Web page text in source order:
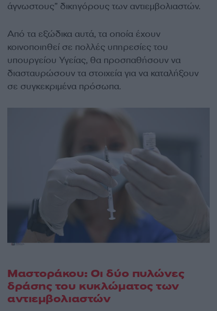
άγνωστους” δικηγόρους των αντιεμβολιαστών.
Από τα εξώδικα αυτά, τα οποία έχουν
κοινοποιηθεί σε πολλές υπηρεσίες του
υπουργείου Υγείας, θα προσπαθήσουν να
διασταυρώσουν τα στοιχεία για να καταλήξουν
σε συγκεκριμένα πρόσωπα.
Μαστοράκου: Οι δύο πυλώνες
δράσης του κυκλώματος των
αντιεμβολιαστών